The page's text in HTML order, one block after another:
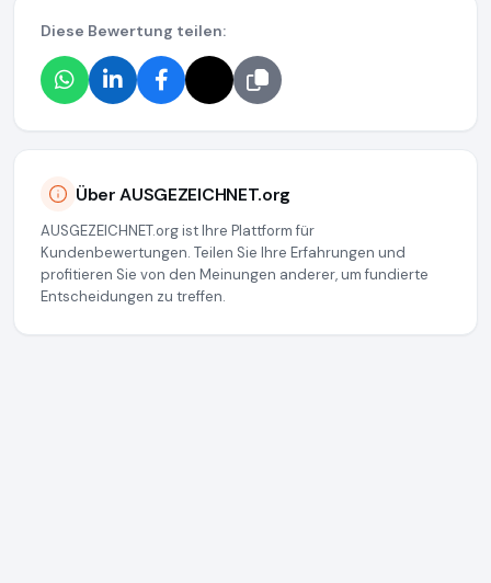
Diese Bewertung teilen:
Über AUSGEZEICHNET.org
AUSGEZEICHNET.org ist Ihre Plattform für
Kundenbewertungen. Teilen Sie Ihre Erfahrungen und
profitieren Sie von den Meinungen anderer, um fundierte
Entscheidungen zu treffen.